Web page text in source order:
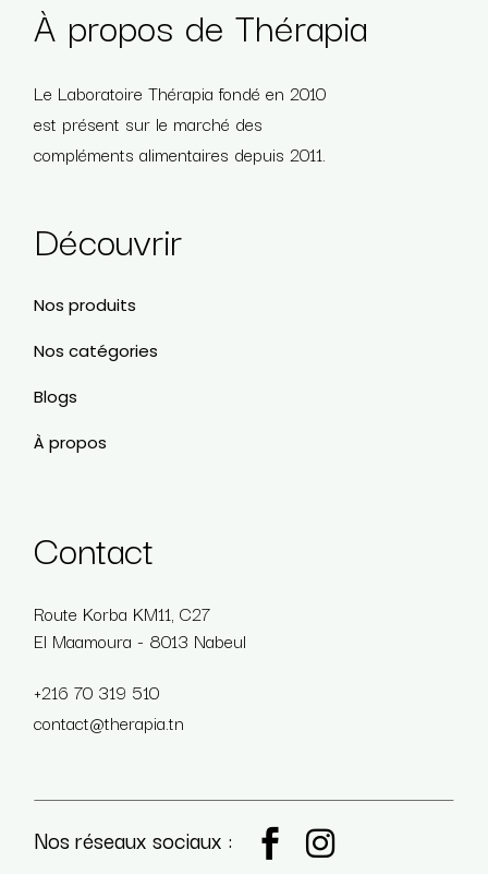
À propos de Thérapia
Le Laboratoire Thérapia fondé en 2010
est présent sur le marché des
compléments alimentaires depuis 2011.
Découvrir
Nos produits
Nos catégories
Blogs
À propos
Contact
Route Korba KM11, C27
El Maamoura - 8013 Nabeul
+216 70 319 510
contact@therapia.tn
Nos réseaux sociaux :